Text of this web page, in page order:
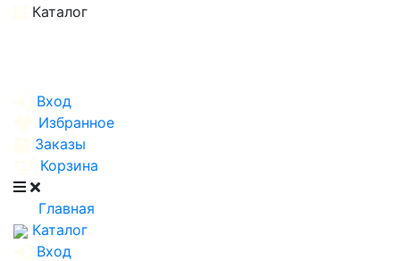
Каталог
Вход
Избранное
Заказы
Корзина
Главная
Каталог
Вход